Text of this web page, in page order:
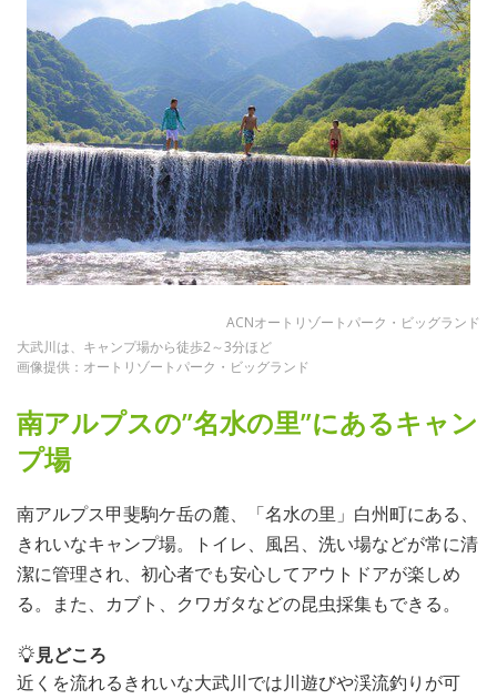
ACNオートリゾートパーク・ビッグランド
大武川は、キャンプ場から徒歩2～3分ほど
画像提供：オートリゾートパーク・ビッグランド
南アルプスの”名水の里”にあるキャン
プ場
南アルプス甲斐駒ケ岳の麓、「名水の里」白州町にある、
きれいなキャンプ場。トイレ、風呂、洗い場などが常に清
潔に管理され、初心者でも安心してアウトドアが楽しめ
る。また、カブト、クワガタなどの昆虫採集もできる。
見どころ
近くを流れるきれいな大武川では川遊びや渓流釣りが可